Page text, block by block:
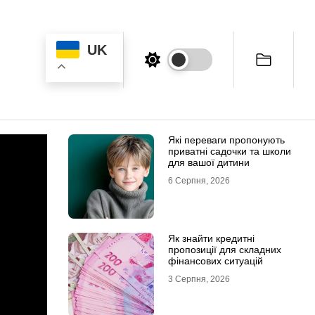
UK
Які переваги пропонують
приватні садочки та школи
для вашої дитини
6 Серпня, 2026
Як знайти кредитні
пропозиції для складних
фінансових ситуацій
3 Серпня, 2026